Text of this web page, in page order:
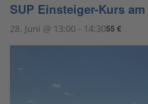
SUP Einsteiger-Kurs
28. Juni @ 13:00 - 14:3055 €